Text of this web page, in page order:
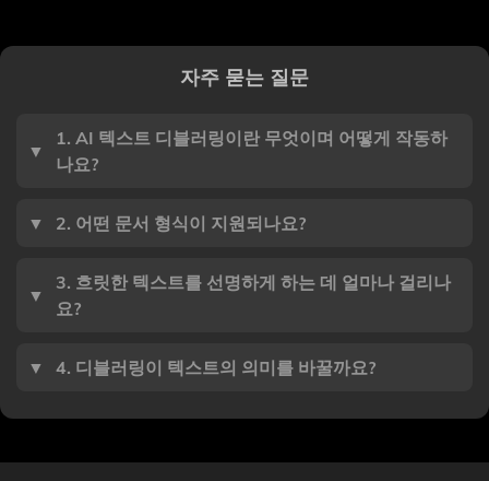
자주 묻는 질문
▼
1. AI 텍스트 디블러링이란 무엇이며 어떻게 작동하
나요?
▼ 2. 어떤 문서 형식이 지원되나요?
▼
3. 흐릿한 텍스트를 선명하게 하는 데 얼마나 걸리나
요?
▼ 4. 디블러링이 텍스트의 의미를 바꿀까요?